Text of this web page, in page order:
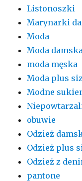
Listonoszki
Marynarki
Moda
Moda damska
moda męska
Moda plus
Modne
obuwie
Odzież
Odzież plus
Odzież z
pantone